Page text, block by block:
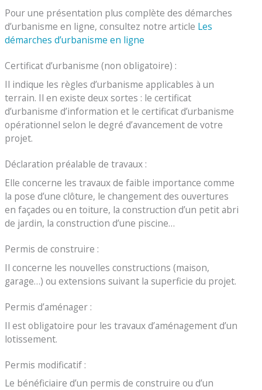
Pour une présentation plus complète des démarches
d’urbanisme en ligne, consultez notre article Les
démarches d’urbanisme en ligne
Certificat d’urbanisme (non obligatoire) :
Il indique les règles d’urbanisme applicables à un
terrain. Il en existe deux sortes : le certificat
d’urbanisme d’information et le certificat d’urbanisme
opérationnel selon le degré d’avancement de votre
projet.
Déclaration préalable de travaux :
Elle concerne les travaux de faible importance comme
la pose d’une clôture, le changement des ouvertures
en façades ou en toiture, la construction d’un petit abri
de jardin, la construction d’une piscine…
Permis de construire :
Il concerne les nouvelles constructions (maison,
garage…) ou extensions suivant la superficie du projet.
Permis d’aménager :
Il est obligatoire pour les travaux d’aménagement d’un
lotissement.
Permis modificatif :
Le bénéficiaire d’un permis de construire ou d’un